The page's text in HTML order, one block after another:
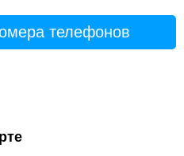
телефонов